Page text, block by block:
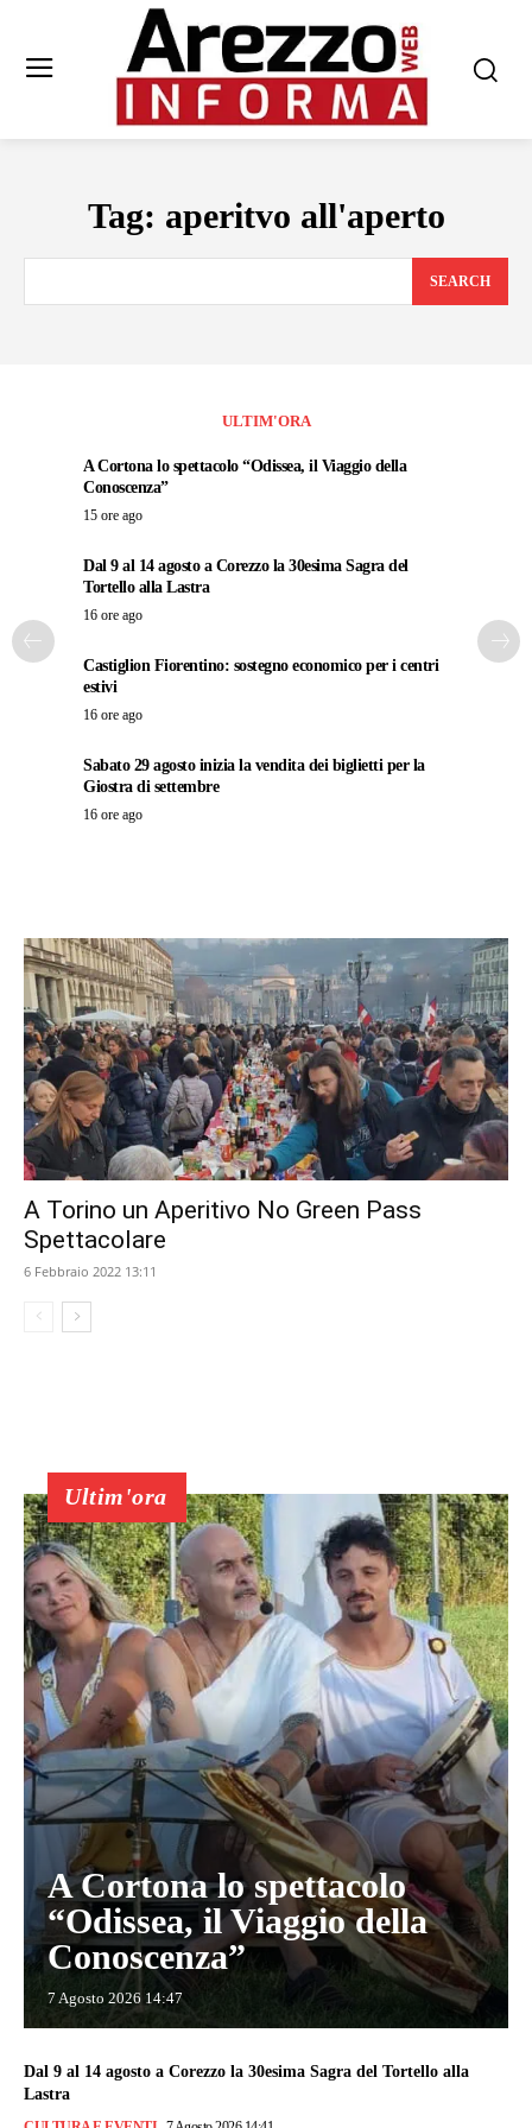
Tag: aperitvo all'aperto
SEARCH
ULTIM'ORA
A Cortona lo spettacolo “Odissea, il Viaggio della
Conoscenza”
15 ore ago
Dal 9 al 14 agosto a Corezzo la 30esima Sagra del
Tortello alla Lastra
16 ore ago
Castiglion Fiorentino: sostegno economico per i centri
estivi
16 ore ago
Sabato 29 agosto inizia la vendita dei biglietti per la
Giostra di settembre
16 ore ago
A Torino un Aperitivo No Green Pass
Spettacolare
6 Febbraio 2022 13:11
Ultim'ora
A Cortona lo spettacolo
“Odissea, il Viaggio della
Conoscenza”
7 Agosto 2026 14:47
Dal 9 al 14 agosto a Corezzo la 30esima Sagra del Tortello alla
Lastra